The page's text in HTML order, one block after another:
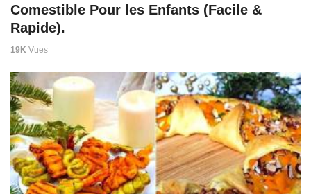
Comestible Pour les Enfants (Facile &
Rapide).
19K Vues